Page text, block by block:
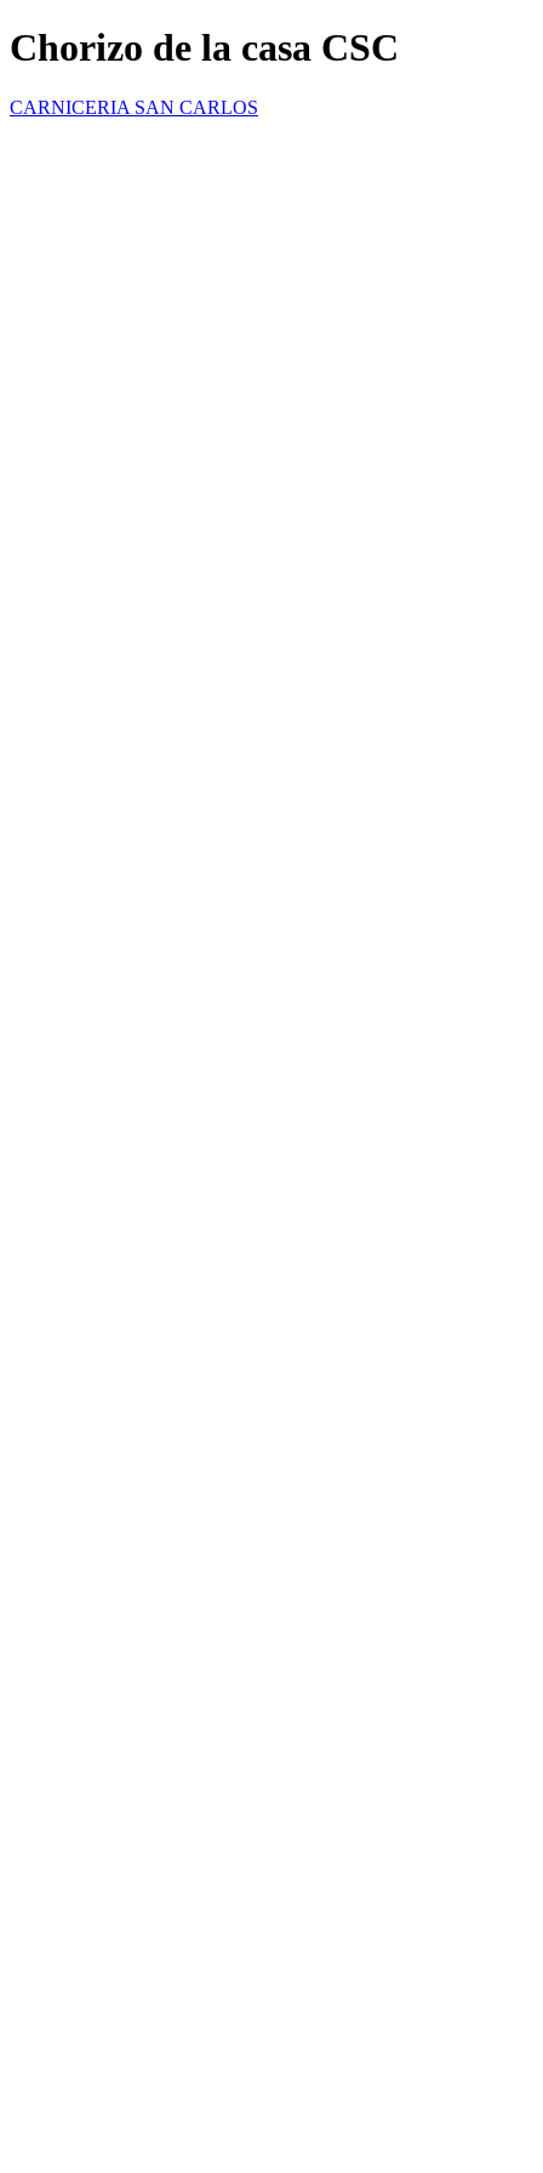
Chorizo de la casa CSC
CARNICERIA SAN CARLOS